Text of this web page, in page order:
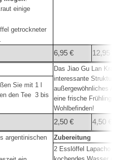
einige
getrockneter
6,95 € 12,95
Das Jiao Gu Lan
interessante
außergewöhnliches
eine frische
Wohlbefinden!
Sie mit 1 l
den Tee 3 bis
2,50 € 4,50 €
argentinischen
Zubereitung
2 Esslöffel Lapacho